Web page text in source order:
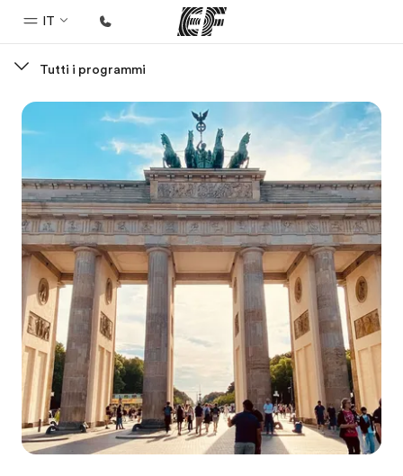
IT
Benvenuto alla EF
Vedi la nostra offerta
Uffici
Trova l'ufficio più vicino
Chi siamo
La nostra organizzazione
Carriera
Lavora con noi
Tutti i programmi